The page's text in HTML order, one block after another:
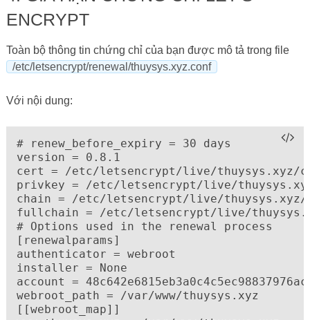
ENCRYPT
Toàn bộ thông tin chứng chỉ của bạn được mô tả trong file
/etc/letsencrypt/renewal/thuysys.xyz.conf
Với nội dung:
# renew_before_expiry = 30 days
version = 0.8.1
cert = /etc/letsencrypt/live/thuysys.xyz/
privkey = /etc/letsencrypt/live/
chain = /etc/letsencrypt/live/thuysys.xyz/
fullchain = /etc/letsencrypt/live/
# Options used in the renewal process
[renewalparams]
authenticator = webroot
installer = None
account = 48c642e6815eb3a0c4c5ec98837976ac
webroot_path = /var/www/thuysys.xyz
[[webroot_map]]